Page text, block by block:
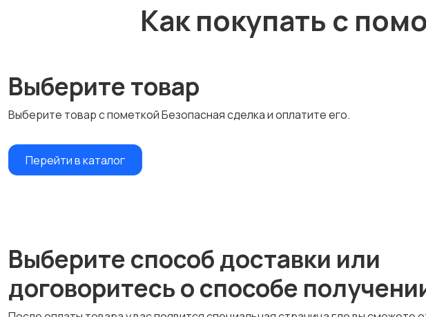
Как покупать с
Выберите товар
Выберите товар с пометкой Безопасная сделка и оплатите его.
Перейти в каталог
Выберите способ доставки или
договоритесь о способе